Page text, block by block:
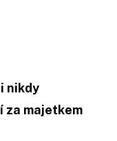
nikdy
za majetkem